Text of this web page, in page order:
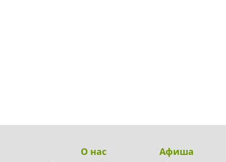
О нас Афиша